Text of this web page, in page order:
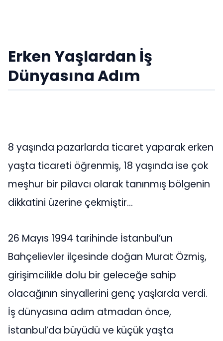
Erken Yaşlardan İş
Dünyasına Adım
8 yaşında pazarlarda ticaret yaparak erken
yaşta ticareti öğrenmiş, 18 yaşında ise çok
meşhur bir pilavcı olarak tanınmış bölgenin
dikkatini üzerine çekmiştir…
26 Mayıs 1994 tarihinde İstanbul’un
Bahçelievler ilçesinde doğan Murat Özmiş,
girişimcilikle dolu bir geleceğe sahip
olacağının sinyallerini genç yaşlarda verdi.
İş dünyasına adım atmadan önce,
İstanbul’da büyüdü ve küçük yaşta